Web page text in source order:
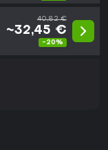
40,82 €
~32,45 €
-20%